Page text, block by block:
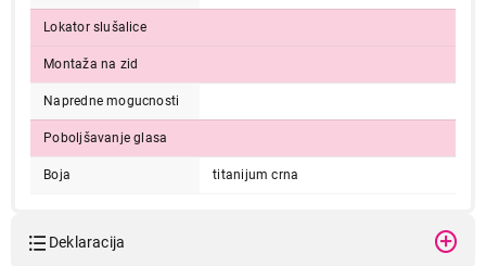
Lokator slušalice
Montaža na zid
Napredne mogucnosti
Poboljšavanje glasa
Boja titanijum crna
Deklaracija